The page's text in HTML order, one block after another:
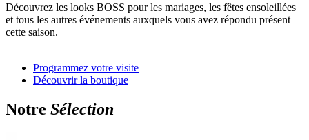
Découvrez les looks BOSS pour les mariages, les fêtes ensoleillées
et tous les autres événements auxquels vous avez répondu présent
cette saison.
Programmez votre visite
Découvrir la boutique
Notre Sélection